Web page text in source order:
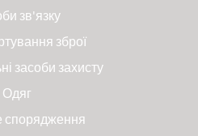
зв'язку
зброї
засоби захисту
Одяг
спорядження